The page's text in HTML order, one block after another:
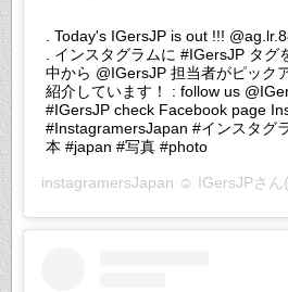
. Today's IGersJP is out !!!
. インスタグラムに #IGersJP タ
中から @IGersJP 担当者がピック
紹介しています！ : follow us
#IGersJP check Facebook page
#InstagramersJapan #インスタグ
本 #japan #写真 #photo
instagramersJapan ☺︎ IGersJPさん